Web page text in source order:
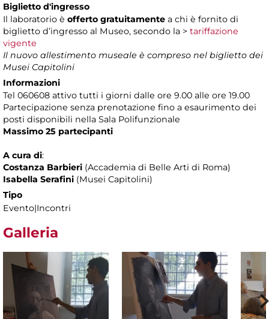
Biglietto d'ingresso
Il laboratorio è offerto gratuitamente a chi è fornito di
biglietto d’ingresso al Museo, secondo la > tariffazione
vigente
Il nuovo allestimento museale è compreso nel biglietto dei
Musei Capitolini
Informazioni
Tel 060608 attivo tutti i giorni dalle ore 9.00 alle ore 19.00
Partecipazione senza prenotazione fino a esaurimento dei
posti disponibili nella Sala Polifunzionale
Massimo 25 partecipanti
A cura di:
Costanza Barbieri (Accademia di Belle Arti di Roma)
Isabella Serafini (Musei Capitolini)
Tipo
Evento|Incontri
Galleria